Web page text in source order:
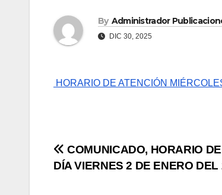
By Administrador
DIC 30, 2025
HORARIO DE ATENCIÓN
Navegación
COMUNICADO, HORARIO
DÍA VIERNES 2 DE ENERO DEL